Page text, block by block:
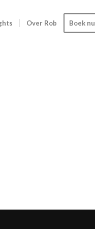
Over Rob Boek nu